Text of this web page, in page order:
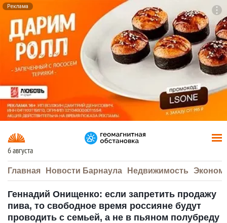
Реклама
6 августа
Главная Новости Барнаула Недвижимость
Геннадий Онищенко: если запретить продажу
пива, то свободное время россияне будут
проводить с семьей, а не в пьяном полубреду